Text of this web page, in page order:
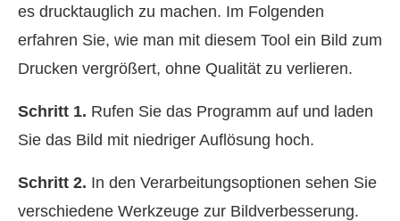
es drucktauglich zu machen. Im Folgenden
erfahren Sie, wie man mit diesem Tool ein Bild zum
Drucken vergrößert, ohne Qualität zu verlieren.
Schritt 1. Rufen Sie das Programm auf und laden
Sie das Bild mit niedriger Auflösung hoch.
Schritt 2. In den Verarbeitungsoptionen sehen Sie
verschiedene Werkzeuge zur Bildverbesserung.